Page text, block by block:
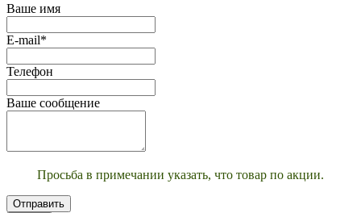
Ваше имя
E-mail*
Телефон
Ваше сообщение
Просьба в примечании указать, что товар по акции.
Отправить